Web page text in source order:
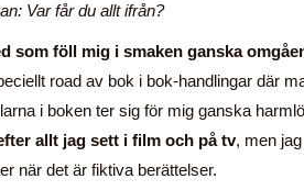
Var får du allt ifrån?
som föll mig i smaken ganska
road av bok i bok-handlingar där
i boken ter sig för mig ganska
allt jag sett i film och på tv, men
när det är fiktiva berättelser.